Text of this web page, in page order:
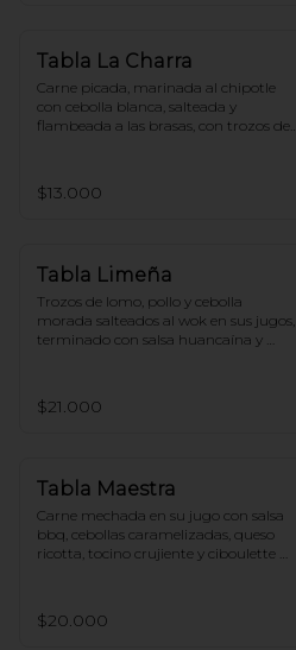
Tabla La Charra
Carne picada, marinada al chipotle
con cebolla blanca, salteada y
flambeada a las brasas, con trozos de
queso derretido. (1 ó 2 personas)
$13.000
Tabla Limeña
Trozos de lomo, pollo y cebolla
morada salteados al wok en sus jugos,
terminado con salsa huancaína y
$21.000
Tabla Maestra
Carne mechada en su jugo con salsa
bbq, cebollas caramelizadas, queso
ricotta, tocino crujiente y ciboulette
$20.000